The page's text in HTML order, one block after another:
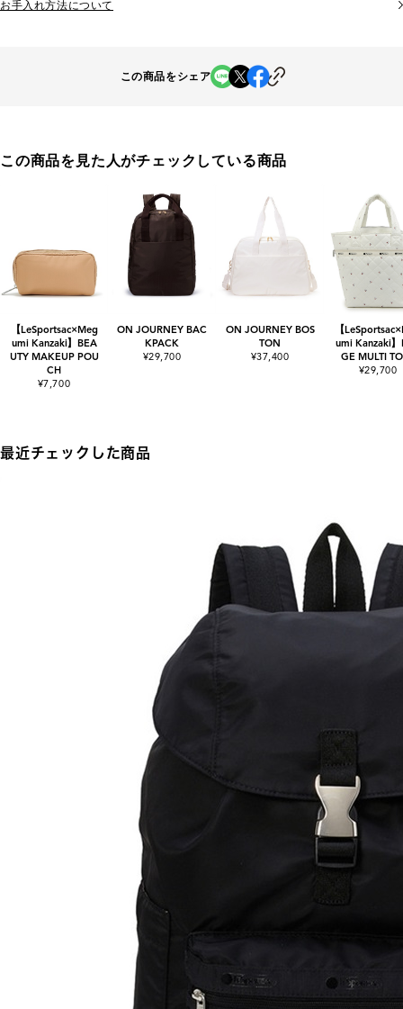
お手入れ方法について
この商品をシェア
この商品を見た人がチェックしている商品
【LeSportsac×Meg
umi Kanzaki】BEA
UTY MAKEUP POU
CH
¥7,700
ON JOURNEY BAC
KPACK
¥29,700
ON JOURNEY BOS
TON
¥37,400
【
umi Kanzaki】
GE MULTI
¥29,700
最近チェックした商品